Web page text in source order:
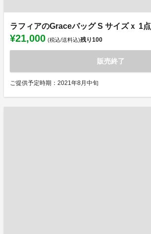
ラフィアのGraceバッグ S サイズｘ 1点
¥21,000 (税込/送料込)残り100
販売終了
ご提供予定時期：2021年8月中旬